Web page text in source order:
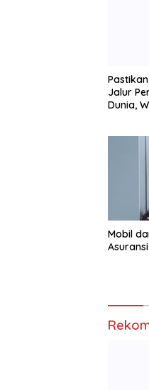
Jalur
Dunia,
Mobil